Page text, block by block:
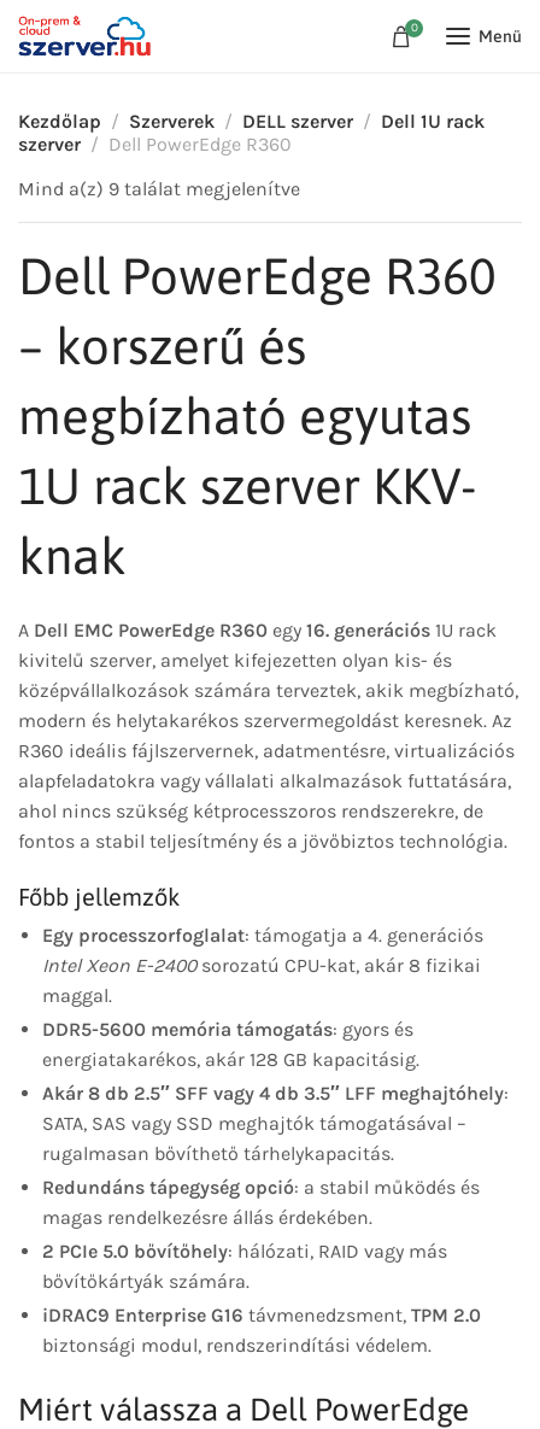
0 Menü
Kezdőlap Szerverek DELL szerver
Dell 1U rack
szerver
Dell PowerEdge R360
Mind a(z) 9 találat megjelenítve
Dell PowerEdge R360
– korszerű és
megbízható egyutas
1U rack szerver KKV-
knak
A Dell EMC PowerEdge R360 egy 16. generációs 1U rack
kivitelű szerver, amelyet kifejezetten olyan kis- és
középvállalkozások számára terveztek, akik megbízható,
modern és helytakarékos szervermegoldást keresnek. Az
R360 ideális fájlszervernek, adatmentésre, virtualizációs
alapfeladatokra vagy vállalati alkalmazások futtatására,
ahol nincs szükség kétprocesszoros rendszerekre, de
fontos a stabil teljesítmény és a jövőbiztos technológia.
Főbb jellemzők
Egy processzorfoglalat: támogatja a 4. generációs
Intel Xeon E-2400sorozatú CPU-kat, akár 8 fizikai
maggal.
DDR5-5600 memória támogatás: gyors és
energiatakarékos, akár 128 GB kapacitásig.
Akár 8 db 2.5″ SFF vagy 4 db 3.5″ LFF meghajtóhely:
SATA, SAS vagy SSD meghajtók támogatásával –
rugalmasan bővíthető tárhelykapacitás.
Redundáns tápegység opció: a stabil működés és
magas rendelkezésre állás érdekében.
2 PCIe 5.0 bővítőhely: hálózati, RAID vagy más
bővítőkártyák számára.
iDRAC9 Enterprise G16 távmenedzsment, TPM 2.0
biztonsági modul, rendszerindítási védelem.
Miért válassza a Dell PowerEdge